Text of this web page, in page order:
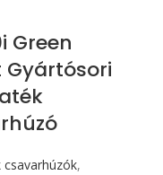
Green
Gyártósori
,